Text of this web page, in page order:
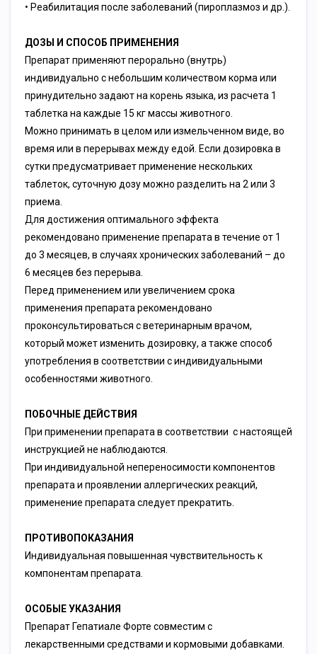
• Реабилитация после заболеваний (пироплазмоз и др.).
ДОЗЫ И СПОСОБ ПРИМЕНЕНИЯ
Препарат применяют перорально (внутрь)
индивидуально с небольшим количеством корма или
принудительно задают на корень языка, из расчета 1
таблетка на каждые 15 кг массы животного.
Можно принимать в целом или измельченном виде, во
время или в перерывах между едой. Если дозировка в
сутки предусматривает применение нескольких
таблеток, суточную дозу можно разделить на 2 или 3
приема.
Для достижения оптимального эффекта
рекомендовано применение препарата в течение от 1
до 3 месяцев, в случаях хронических заболеваний – до
6 месяцев без перерыва.
Перед применением или увеличением срока
применения препарата рекомендовано
проконсультироваться с ветеринарным врачом,
который может изменить дозировку, а также способ
употребления в соответствии с индивидуальными
особенностями животного.
ПОБОЧНЫЕ ДЕЙСТВИЯ
При применении препарата в соответствии с настоящей
инструкцией не наблюдаются.
При индивидуальной непереносимости компонентов
препарата и проявлении аллергических реакций,
применение препарата следует прекратить.
ПРОТИВОПОКАЗАНИЯ
Индивидуальная повышенная чувствительность к
компонентам препарата.
ОСОБЫЕ УКАЗАНИЯ
Препарат Гепатиале Форте совместим с
лекарственными средствами и кормовыми добавками.